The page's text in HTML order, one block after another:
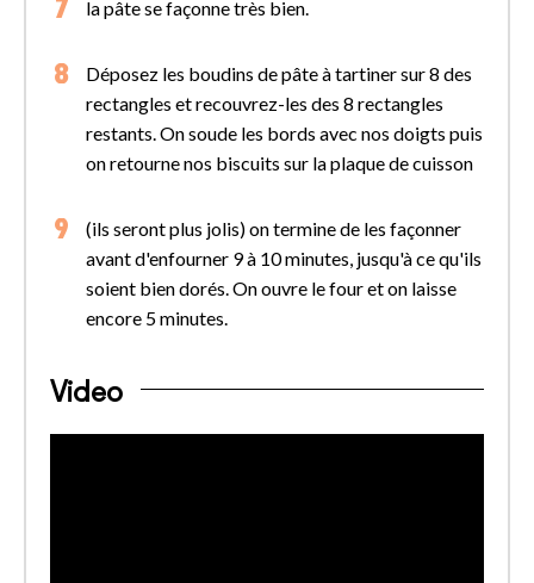
la pâte se façonne très bien.
Déposez les boudins de pâte à tartiner sur 8 des
rectangles et recouvrez-les des 8 rectangles
restants. On soude les bords avec nos doigts puis
on retourne nos biscuits sur la plaque de cuisson
(ils seront plus jolis) on termine de les façonner
avant d'enfourner 9 à 10 minutes, jusqu'à ce qu'ils
soient bien dorés. On ouvre le four et on laisse
encore 5 minutes.
Video